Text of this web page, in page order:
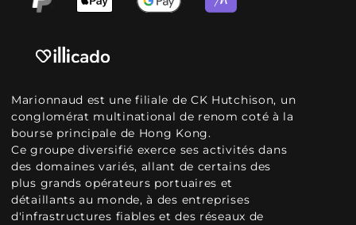
Marionnaud est une filiale de CK Hutchison, un
conglomérat multinational de renom coté à la
bourse principale de Hong Kong.
Ce groupe diversifié exerce ses activités dans
des domaines variés, allant de certains des
plus grands opérateurs portuaires et
détaillants au monde, à des entreprises
d'infrastructures fiables et des réseaux de